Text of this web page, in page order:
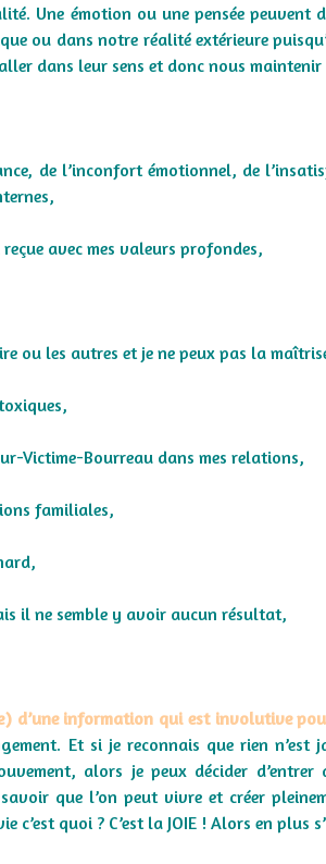
Une émotion ou une pensée peuvent
ou dans notre réalité extérieure
dans leur sens et donc nous
de l’inconfort émotionnel, de
reçue avec mes valeurs profondes,
ou les autres et je ne peux pas la
Victime-Bourreau dans mes relations,
familiales,
il ne semble y avoir aucun résultat,
d’une information qui est involutive
Et si je reconnais que rien n’est
alors je peux décider
que l’on peut vivre et créer
quoi ? C’est la JOIE ! Alors en plus